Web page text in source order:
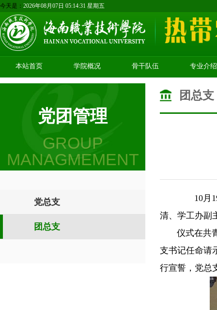
今天是： 2026年08月07日 05:14:31 星期五
本站首页 学院概况 骨干队伍 专业介绍
党团管理
GROUP
MANAGMEMENT
党总支
团总支
团总支
10月19
清、学工办副
仪式在共青
支书记任命请
行宣誓，党总